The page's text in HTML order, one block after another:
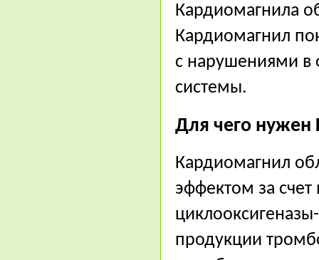
Кардиомагнила
Кардиомагнил
с нарушениями в
системы.
Для чего
Кардиомагнил
эффектом за
продукции